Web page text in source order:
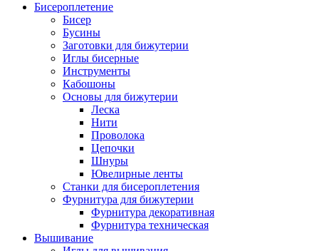
Бисероплетение
Бисер
Бусины
Заготовки для бижутерии
Иглы бисерные
Инструменты
Кабошоны
Основы для бижутерии
Леска
Нити
Проволока
Цепочки
Шнуры
Ювелирные ленты
Станки для бисероплетения
Фурнитура для бижутерии
Фурнитура декоративная
Фурнитура техническая
Вышивание